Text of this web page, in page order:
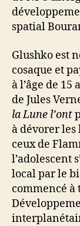
spatial
Glushko est
cosaque et
à l’âge de
de Jules
la Lune l’ont
à dévorer
ceux de
l’adolescent
local par le
commencé